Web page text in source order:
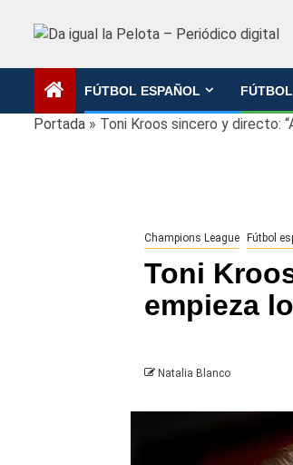
FÚTBOL ESPAÑOL
Portada » Toni Kroos sincero y directo:
Champions League Fútbol
Toni
empieza
Natalia Blanco